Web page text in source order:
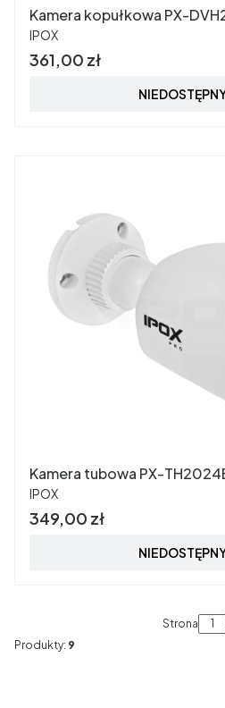
Kamera kopułkowa PX-
PRODUCENT
IPOX
Cena
361,00 zł
Kamera tubowa PX-
PRODUCENT
IPOX
Cena
349,00 zł
Strona
Produkty: 9